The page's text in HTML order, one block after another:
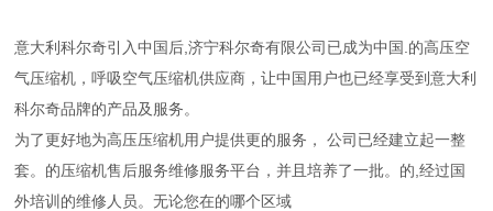
意大利科尔奇引入中国后,济宁科尔奇有限公司已成为中国.的高压空
气压缩机，呼吸空气压缩机供应商，让中国用户也已经享受到意大利
科尔奇品牌的产品及服务。
为了更好地为高压压缩机用户提供更的服务， 公司已经建立起一整
套。的压缩机售后服务维修服务平台，并且培养了一批。的,经过国
外培训的维修人员。无论您在的哪个区域